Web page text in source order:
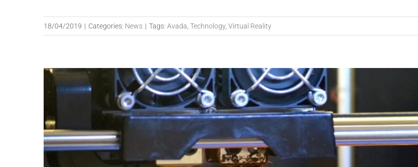
18/04/2019 | Categories: News | Tags: Avada Technology, Virtual Reality